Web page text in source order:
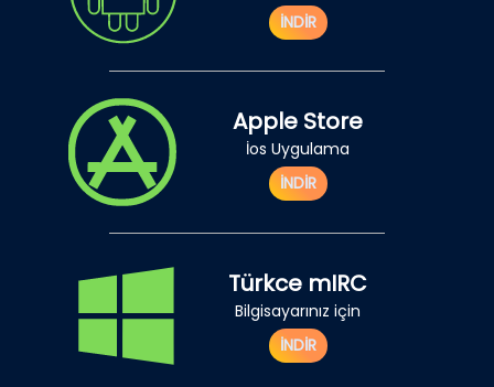
İNDİR
Apple Store
İos Uygulama
İNDİR
Türkce mIRC
Bilgisayarınız için
İNDİR